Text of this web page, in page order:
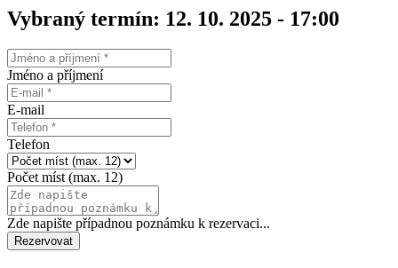
Vybraný termín: 12. 10. 2025 - 17:00
Jméno a příjmení
E-mail
Telefon
Počet míst (max. 12)
Zde napište případnou poznámku k rezervaci...
Rezervovat